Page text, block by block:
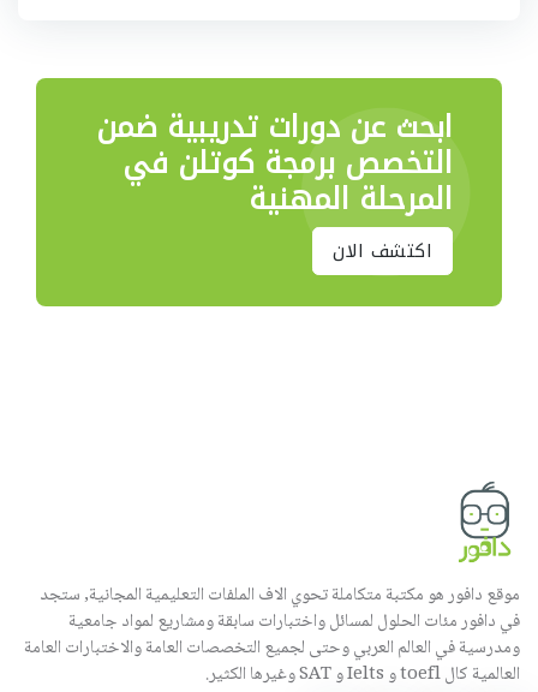
ابحث عن دورات تدريبية ضمن
التخصص برمجة كوتلن في
المرحلة المهنية
اكتشف الان
موقع دافور هو مكتبة متكاملة تحوي الاف الملفات التعليمية المجانية, ستجد
في دافور مئات الحلول لمسائل واختبارات سابقة ومشاريع لمواد جامعية
ومدرسية في العالم العربي وحتى لجميع التخصصات العامة والاختبارات العامة
العالمية كال toefl و Ielts و SAT وغيرها الكثير.